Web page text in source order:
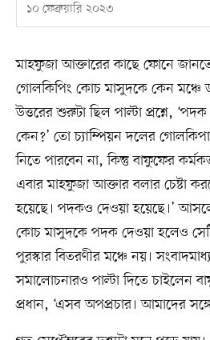
১০ ফেব্রুয়ারি ২০২৩
মাহফুজা আক্তারের কাছে ফোনে
গোলকিপিং কোচ মাসুদকে কেন মঞ্চে
উত্তরের শুরুটা ছিল পাল্টা প্রশ্নে,
কেন?’ তো চ্যাম্পিয়ন দলের
নিতে পারবেন না, কিন্তু বাফুফের
এবার মাহফুজা আক্তার বলার চেষ্টা
হয়েছে। পদকও দেওয়া হয়েছে।’
কোচ মাসুদকে পদক দেওয়া হলেও
পুরস্কার বিতরণীর মঞ্চে নয়।
সমালোচনারও পাল্টা দিতে চাইলেন
প্রধান, ‘এসব অপপ্রচার। আমাদের